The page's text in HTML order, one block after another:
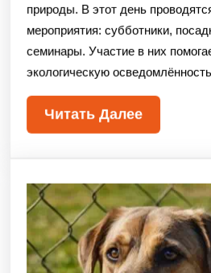
природы. В этот день
мероприятия: субботники,
семинары. Участие в них
экологическую
Читать Далее